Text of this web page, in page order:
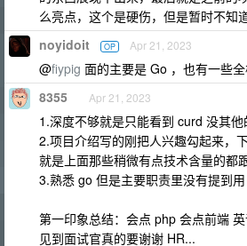
么亮点，这个是硬伤，但是暂时不知
noyidoit OP Apr 21, 2023
@fiypig 面的主要是 Go ，也有一些
8355 Apr 21, 2023
1.深度不够就是只能看到 curd 没其他
2.项目介绍写的刚把人兴趣勾起来，
就是上面那些稍微有点技术含量的都
3.熟悉 go 但是主要职责里没有提到
第一印象总结：会点 php 会点前端
见到面试官真的要谢谢 HR...